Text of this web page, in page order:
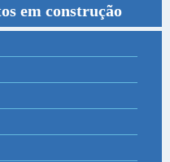
em construção